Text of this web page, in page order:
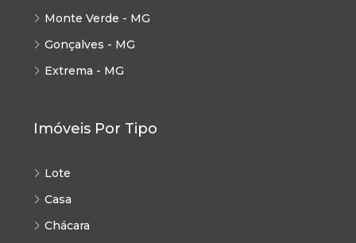
Monte Verde - MG
Gonçalves - MG
Extrema - MG
Imóveis Por Tipo
Lote
Casa
Chácara